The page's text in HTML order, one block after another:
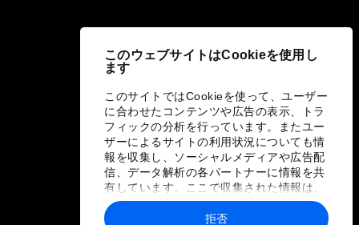
このウェブサイトはCookieを使用し
ます
このサイトではCookieを使って、ユーザー
に合わせたコンテンツや広告の表示、トラ
フィックの分析を行っています。またユー
ザーによるサイトの利用状況についても情
報を収集し、ソーシャルメディアや広告配
信、データ解析の各パートナーに情報を共
有しています。ここで収集された情報は、
ユーザーが各パートナーに提供した他の情
報や各パートナーのサービスを使用した際
拒否